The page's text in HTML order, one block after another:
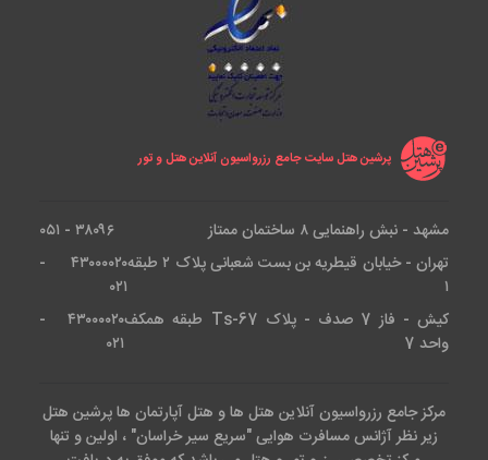
پرشین هتل سایت جامع رزرواسیون آنلاین هتل و تور
مشهد - نبش راهنمایی ۸ ساختمان ممتاز
۳۸۰۹۶ - ۰۵۱
تهران - خیابان قیطریه بن بست شعبانی پلاک ۲ طبقه
۱
۴۳۰۰۰۰۲۰ -
۰۲۱
کیش - فاز 7 صدف - پلاک Ts-67 طبقه همکف
واحد 7
۴۳۰۰۰۰۲۰ -
۰۲۱
مرکز جامع رزرواسیون آنلاین هتل ها و هتل آپارتمان ها پرشین هتل
زیر نظر آژانس مسافرت هوایی "سریع سیر خراسان" ، اولین و تنها